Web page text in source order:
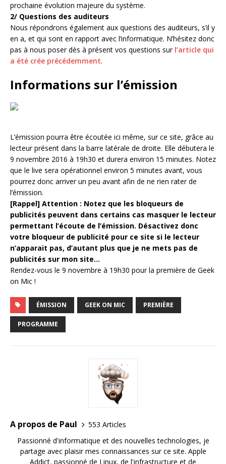
prochaine évolution majeure du système.
2/ Questions des auditeurs
Nous répondrons également aux questions des auditeurs, s’il y
en a, et qui sont en rapport avec l’informatique. N’hésitez donc
pas à nous poser dès à présent vos questions sur l’article qui
a été crée précédemment.
Informations sur l’émission
L’émission pourra être écoutée ici même, sur ce site, grâce au
lecteur présent dans la barre latérale de droite. Elle débutera le
9 novembre 2016 à 19h30 et durera environ 15 minutes. Notez
que le live sera opérationnel environ 5 minutes avant, vous
pourrez donc arriver un peu avant afin de ne rien rater de
l’émission.
[Rappel] Attention : Notez que les bloqueurs de
publicités peuvent dans certains cas masquer le lecteur
permettant l’écoute de l’émission. Désactivez donc
votre bloqueur de publicité pour ce site si le lecteur
n’apparait pas, d’autant plus que je ne mets pas de
publicités sur mon site…
Rendez-vous le 9 novembre à 19h30 pour la première de Geek
on Mic !
ÉMISSION GEEK ON MIC PREMIÈRE
PROGRAMME
A propos de Paul
553 Articles
Passionné d'informatique et des nouvelles technologies, je
partage avec plaisir mes connaissances sur ce site. Apple
Addict, passionné de Linux, de l'infrastructure et de